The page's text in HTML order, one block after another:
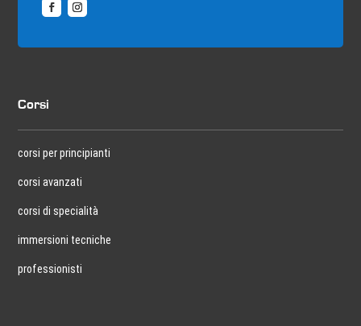
Corsi
corsi per principianti
corsi avanzati
corsi di specialità
immersioni tecniche
professionisti